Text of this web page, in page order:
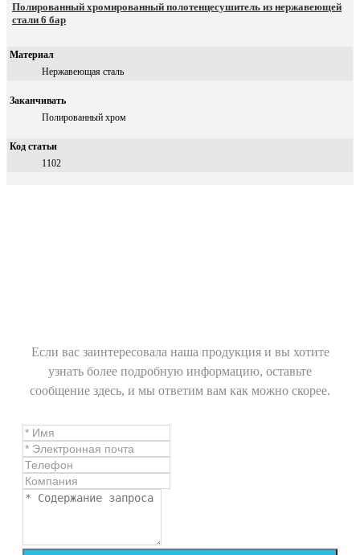
Полированный хромированный полотенцесушитель из нержавеющей
стали 6 бар
Материал
Нержавеющая сталь
Заканчивать
Полированный хром
Код статьи
1102
Если вас заинтересовала наша продукция и вы хотите
узнать более подробную информацию, оставьте
сообщение здесь, и мы ответим вам как можно скорее.